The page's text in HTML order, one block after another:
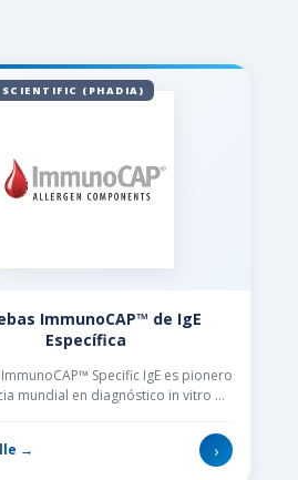
SCIENTIFIC (PHADIA)
ImmunoCAP™ de IgE
Específica
Specific IgE es pionero
mundial en diagnóstico in vitro de
→
›